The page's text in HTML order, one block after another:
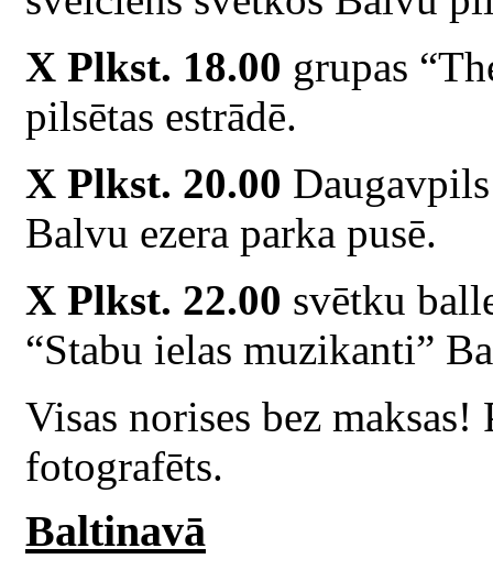
X Plkst. 18.00 grupas
pilsētas estrādē.
X Plkst. 20.00
Balvu ezera parka pusē.
X Plkst. 22.00 svētku
“Stabu ielas muzikanti”
Visas norises bez
fotografēts.
Baltinavā